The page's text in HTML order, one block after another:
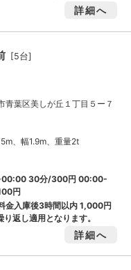
詳細へ
[5台]
青葉区美しが丘１丁目５ー７
、幅1.9m、重量2t
00:00 30分/300円 00:00-
円
金入庫後3時間以内1,000円
返し適用となります。
詳細へ